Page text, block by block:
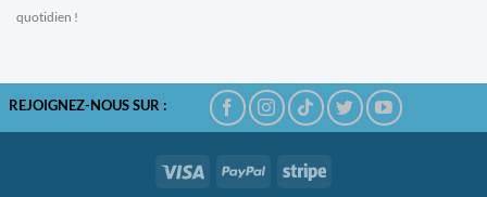
quotidien !
REJOIGNEZ-NOUS SUR :
Visa PayPal Stripe